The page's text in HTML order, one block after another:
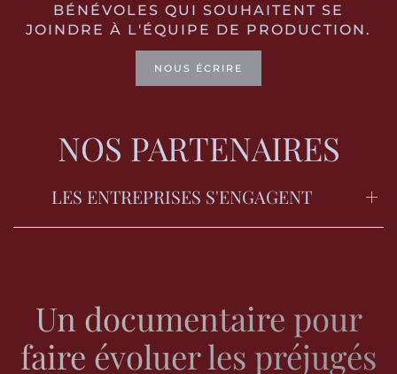
BÉNÉVOLES QUI SOUHAITENT SE
JOINDRE À L'ÉQUIPE DE PRODUCTION.
NOUS ÉCRIRE
NOS PARTENAIRES
LES ENTREPRISES S'ENGAGENT
Un documentaire pour
faire évoluer les préjugés